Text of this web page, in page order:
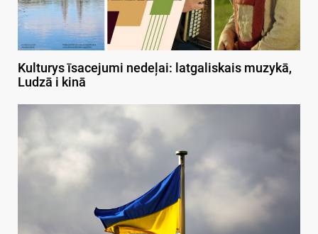
Kulturys īsacejumi nedeļai: latgaliskais muzykā,
Ludzā i kinā